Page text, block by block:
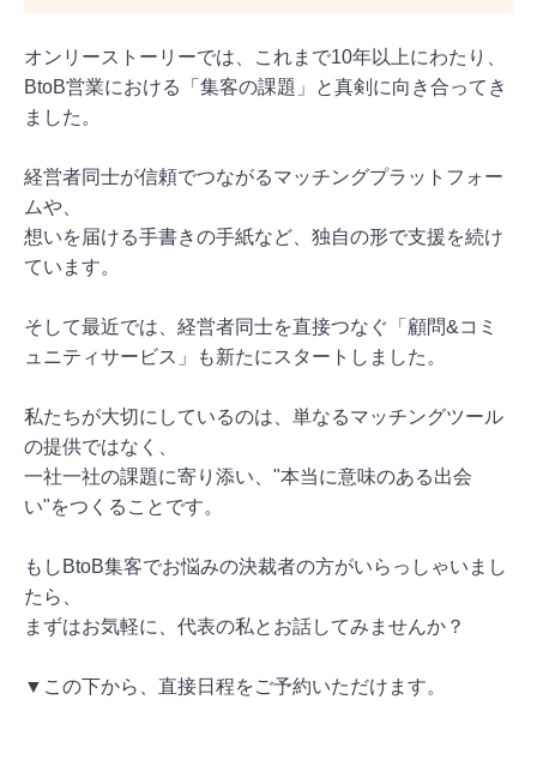
オンリーストーリーでは、これまで10年以上にわたり、
BtoB営業における「集客の課題」と真剣に向き合ってき
ました。
経営者同士が信頼でつながるマッチングプラットフォー
ムや、
想いを届ける手書きの手紙など、独自の形で支援を続け
ています。
そして最近では、経営者同士を直接つなぐ「顧問&コミ
ュニティサービス」も新たにスタートしました。
私たちが大切にしているのは、単なるマッチングツール
の提供ではなく、
一社一社の課題に寄り添い、"本当に意味のある出会
い"をつくることです。
もしBtoB集客でお悩みの決裁者の方がいらっしゃいまし
たら、
まずはお気軽に、代表の私とお話してみませんか？
▼この下から、直接日程をご予約いただけます。